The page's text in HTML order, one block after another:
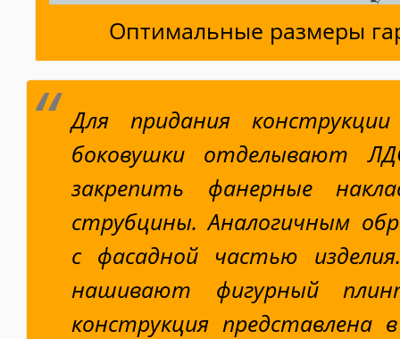
Оптимальные размеры
Для придания
боковушки отделывают
закрепить фанерные
струбцины. Аналогичным
с фасадной частью
нашивают фигурный
конструкция представлена